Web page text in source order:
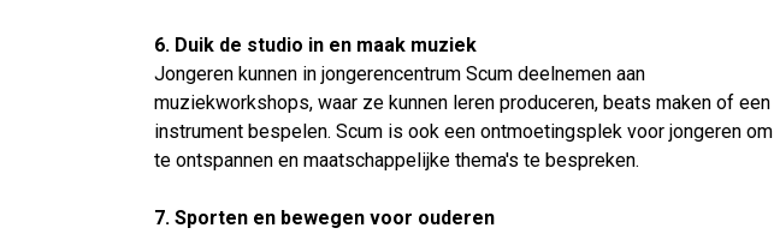
6. Duik de studio in en maak muziek
Jongeren kunnen in jongerencentrum Scum deelnemen aan
muziekworkshops, waar ze kunnen leren produceren, beats maken of een
instrument bespelen. Scum is ook een ontmoetingsplek voor jongeren om
te ontspannen en maatschappelijke thema's te bespreken.
7. Sporten en bewegen voor ouderen